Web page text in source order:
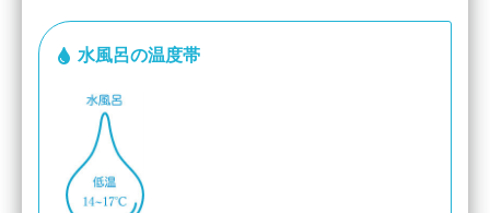
水風呂の温度帯